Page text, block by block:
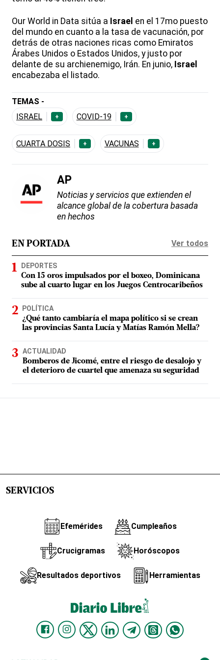
Our World in Data sitúa a Israel en el 17mo puesto
del mundo en cuanto a la tasa de vacunación, por
detrás de otras naciones ricas como Emiratos
Árabes Unidos o Estados Unidos, y justo por
delante de su archienemigo, Irán. En junio, Israel
encabezaba el listado.
TEMAS -
ISRAEL
+ COVID-19 +
CUARTA DOSIS + VACUNAS +
AP
Noticias y servicios que extienden el
alcance global de la cobertura basada
en hechos
EN PORTADA Ver todos
DEPORTES
Con 15 oros impulsados por el boxeo, Dominicana
sube al cuarto lugar en los Juegos Centrocaribeños
POLÍTICA
¿Qué tanto cambiaría el mapa político si se crean
las provincias Santa Lucía y Matías Ramón Mella?
ACTUALIDAD
Bomberos de Jicomé, entre el riesgo de desalojo y
el deterioro de cuartel que amenaza su seguridad
SERVICIOS
Efemérides Cumpleaños
Crucigramas Horóscopos
Resultados deportivos Herramientas